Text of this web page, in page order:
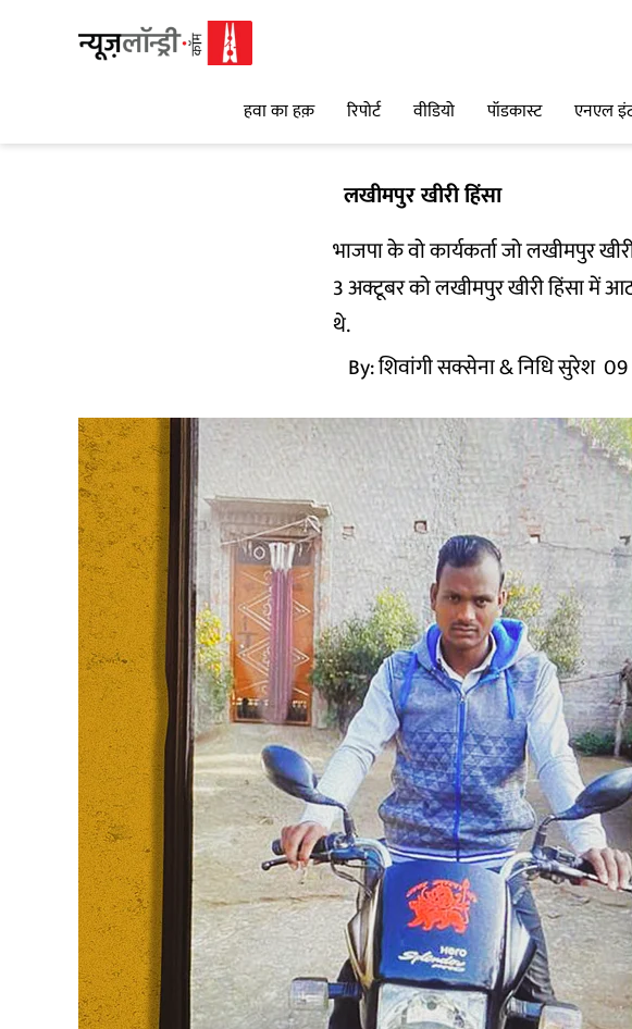
हवा का हक़ रिपोर्ट वीडियो पॉडकास्ट एनएल
लखीमपुर खीरी हिंसा
भाजपा के वो कार्यकर्ता जो लखीमपुर
3 अक्टूबर को लखीमपुर खीरी हिंसा में आठ
थे.
By:शिवांगी सक्सेना& निधि सुरेश 09